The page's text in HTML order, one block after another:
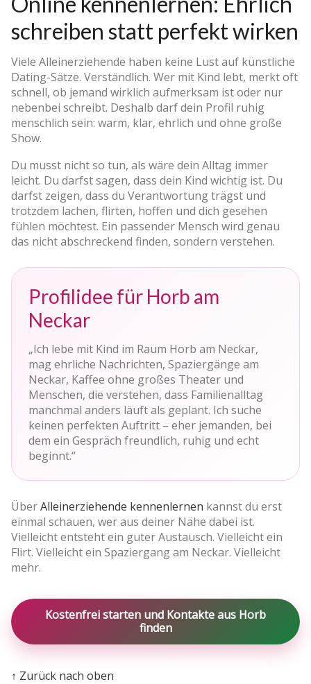
schreiben statt perfekt wirken
Viele Alleinerziehende haben keine Lust auf künstliche
Dating-Sätze. Verständlich. Wer mit Kind lebt, merkt oft
schnell, ob jemand wirklich aufmerksam ist oder nur
nebenbei schreibt. Deshalb darf dein Profil ruhig
menschlich sein: warm, klar, ehrlich und ohne große
Show.
Du musst nicht so tun, als wäre dein Alltag immer
leicht. Du darfst sagen, dass dein Kind wichtig ist. Du
darfst zeigen, dass du Verantwortung trägst und
trotzdem lachen, flirten, hoffen und dich gesehen
fühlen möchtest. Ein passender Mensch wird genau
das nicht abschreckend finden, sondern verstehen.
Profilidee für Horb am
Neckar
„Ich lebe mit Kind im Raum Horb am Neckar,
mag ehrliche Nachrichten, Spaziergänge am
Neckar, Kaffee ohne großes Theater und
Menschen, die verstehen, dass Familienalltag
manchmal anders läuft als geplant. Ich suche
keinen perfekten Auftritt – eher jemanden, bei
dem ein Gespräch freundlich, ruhig und echt
beginnt.“
ÜberAlleinerziehende kennenlernen kannst du erst
einmal schauen, wer aus deiner Nähe dabei ist.
Vielleicht entsteht ein guter Austausch. Vielleicht ein
Flirt. Vielleicht ein Spaziergang am Neckar. Vielleicht
mehr.
Kostenfrei starten und Kontakte aus Horb
finden
↑ Zurück nach oben